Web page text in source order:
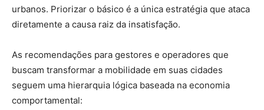
urbanos. Priorizar o básico é a única estratégia que ataca
diretamente a causa raiz da insatisfação.
As recomendações para gestores e operadores que
buscam transformar a mobilidade em suas cidades
seguem uma hierarquia lógica baseada na economia
comportamental: